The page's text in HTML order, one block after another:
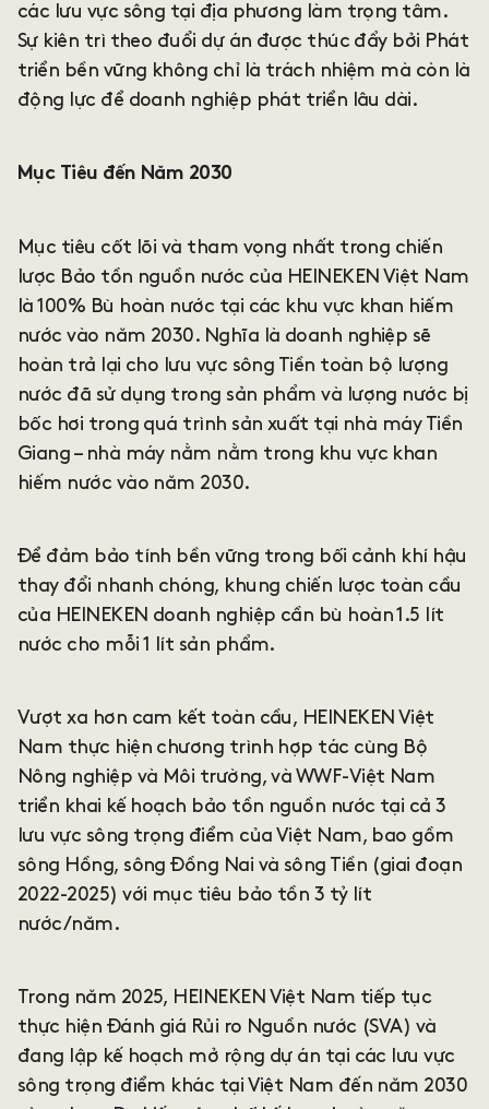
các lưu vực sông tại địa phương làm trọng tâm.
Sự kiên trì theo đuổi dự án được thúc đẩy bởi Phát
triển bền vững không chỉ là trách nhiệm mà còn là
động lực để doanh nghiệp phát triển lâu dài.
Mục Tiêu đến Năm 2030
Mục tiêu cốt lõi và tham vọng nhất trong chiến
lược Bảo tồn nguồn nước của HEINEKEN Việt Nam
là 100% Bù hoàn nước tại các khu vực khan hiếm
nước vào năm 2030. Nghĩa là doanh nghiệp sẽ
hoàn trả lại cho lưu vực sông Tiền toàn bộ lượng
nước đã sử dụng trong sản phẩm và lượng nước bị
bốc hơi trong quá trình sản xuất tại nhà máy Tiền
Giang – nhà máy nằm nằm trong khu vực khan
hiếm nước vào năm 2030.
Để đảm bảo tính bền vững trong bối cảnh khí hậu
thay đổi nhanh chóng, khung chiến lược toàn cầu
của HEINEKEN doanh nghiệp cần bù hoàn 1.5 lít
nước cho mỗi 1 lít sản phẩm.
Vượt xa hơn cam kết toàn cầu, HEINEKEN Việt
Nam thực hiện chương trình hợp tác cùng Bộ
Nông nghiệp và Môi trường, và WWF-Việt Nam
triển khai kế hoạch bảo tồn nguồn nước tại cả 3
lưu vực sông trọng điểm của Việt Nam, bao gồm
sông Hồng, sông Đồng Nai và sông Tiền (giai đoạn
2022-2025) với mục tiêu bảo tồn 3 tỷ lít
nước/năm.
Trong năm 2025, HEINEKEN Việt Nam tiếp tục
thực hiện Đánh giá Rủi ro Nguồn nước (SVA) và
đang lập kế hoạch mở rộng dự án tại các lưu vực
sông trọng điểm khác tại Việt Nam đến năm 2030